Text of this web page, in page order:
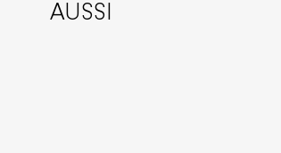
AUSSI